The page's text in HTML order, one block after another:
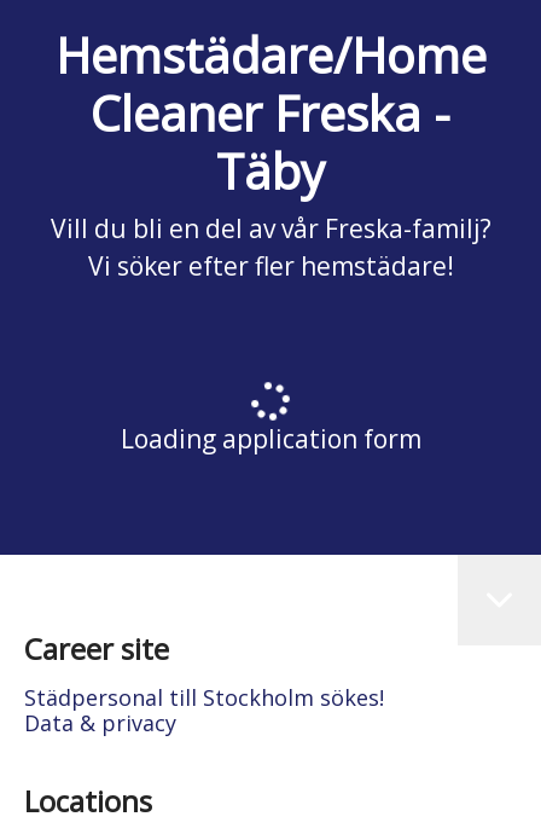
Hemstädare/Home
Cleaner Freska -
Täby
Vill du bli en del av vår Freska-familj?
Vi söker efter fler hemstädare!
Loading application form
Career site
Städpersonal till Stockholm sökes!
Data & privacy
Locations